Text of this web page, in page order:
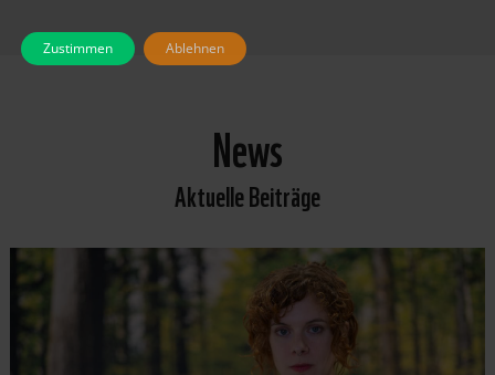
News
Aktuelle Beiträge
Zustimmen Ablehnen